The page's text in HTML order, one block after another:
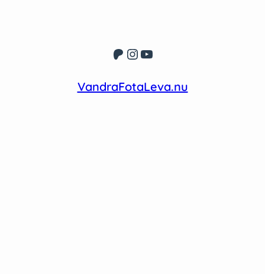
Patreon
Instagram
YouTube
VandraFotaLeva.nu